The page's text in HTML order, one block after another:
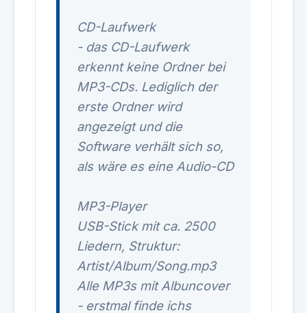
CD-Laufwerk
- das CD-Laufwerk
erkennt keine Ordner bei
MP3-CDs. Lediglich der
erste Ordner wird
angezeigt und die
Software verhält sich so,
als wäre es eine Audio-CD
MP3-Player
USB-Stick mit ca. 2500
Liedern, Struktur:
Artist/Album/Song.mp3
Alle MP3s mit Albuncover
- erstmal finde ichs